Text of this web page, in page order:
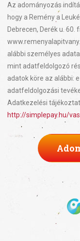
Az adományozás
hogy a Remény a
Debrecen, Derék u.
alábbi személyes
mint adatfeldolgozó
adatok köre az alábbi:
adatfeldolgozási
Adatkezelési
http://simplepay.hu/